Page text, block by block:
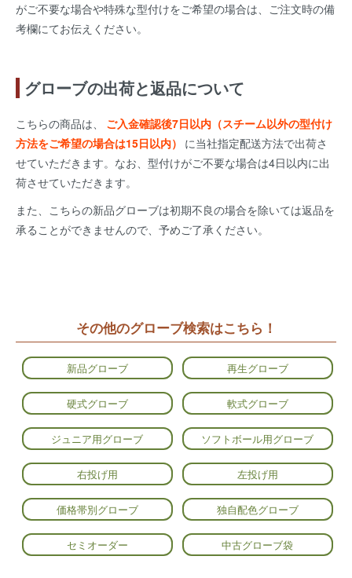
がご不要な場合や特殊な型付けをご希望の場合は、ご注文時の備
考欄にてお伝えください。
グローブの出荷と返品について
こちらの商品は、
ご入金確認後7日以内（スチーム以外の型付け
方法をご希望の場合は15日以内） に当社指定配送方法で出荷さ
せていただきます。なお、型付けがご不要な場合は4日以内に出
荷させていただきます。
また、こちらの新品グローブは初期不良の場合を除いては返品を
承ることができませんので、予めご了承ください。
その他のグローブ検索はこちら！
新品グローブ 再生グローブ
硬式グローブ 軟式グローブ
ジュニア用グローブ ソフトボール用グローブ
右投げ用 左投げ用
価格帯別グローブ 独自配色グローブ
セミオーダー 中古グローブ袋